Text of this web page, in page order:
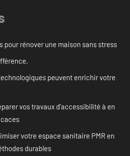
pour rénover une maison sans stress
peuvent enrichir votre
vos travaux d’accessibilité à en
votre espace sanitaire PMR en
durables